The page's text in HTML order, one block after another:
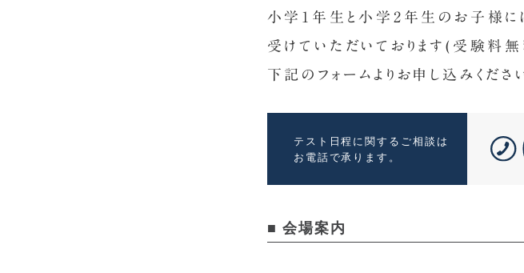
小学1年生と小学2年生のお子様に
受けていただいております(受験料無
下記のフォームよりお申し込みください
テスト日程に関するご相談は
お電話で承ります。
■ 会場案内